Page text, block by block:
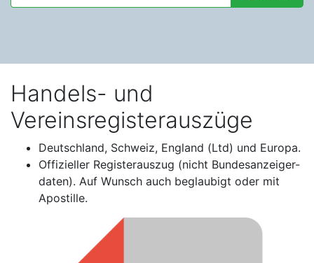
Handels- und
Vereinsregisterauszüge
Deutschland, Schweiz, England (Ltd) und Europa.
Offizieller Registerauszug (nicht Bundesanzeiger-
daten). Auf Wunsch auch beglaubigt oder mit
Apostille.